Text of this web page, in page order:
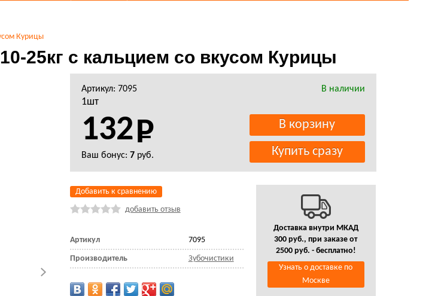
Курицы
25кг с кальцием со вкусом Курицы
Артикул: 7095 В наличии
1шт
132
Ваш бонус: 7руб.
Добавить к сравнению
добавить отзыв
Артикул 7095
Производитель Зубочистики
Доставка внутри МКАД
300 руб., при заказе от
2500 руб. - бесплатно!
Узнать о доставке по
Москве